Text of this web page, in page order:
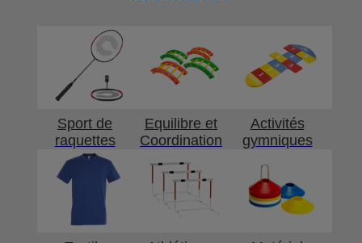
Sport de
raquettes
Equilibre et
Coordination
Activités
gymniques